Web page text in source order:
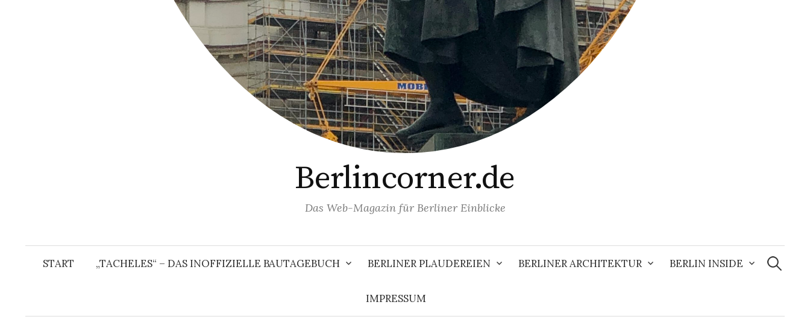
Berlincorner.de
Das Web-Magazin für Berliner Einblicke
START „TACHELES“ – DAS INOFFIZIELLE BAUTAGEBUCH BERLINER PLAUDEREIEN BERLINER ARCHITEKTUR BERLIN INSIDE
IMPRESSUM
Suchen
nach: